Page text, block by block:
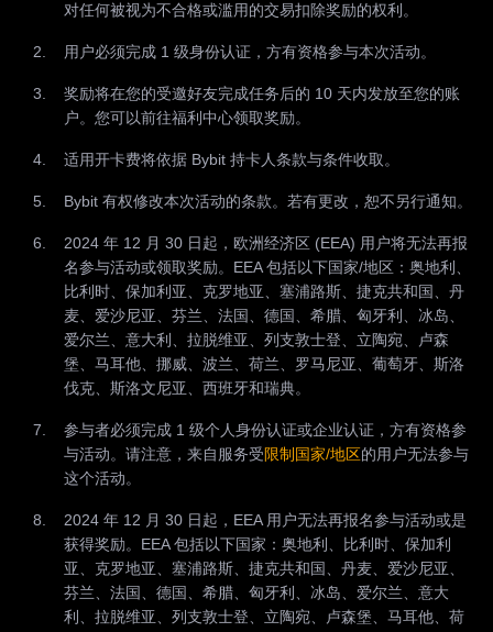
对任何被视为不合格或滥用的交易扣除奖励的权利。
用户必须完成 1 级身份认证，方有资格参与本次活动。
奖励将在您的受邀好友完成任务后的 10 天内发放至您的账
户。您可以前往福利中心领取奖励。
适用开卡费将依据 Bybit 持卡人条款与条件收取。
Bybit 有权修改本次活动的条款。若有更改，恕不另行通知。
2024 年 12 月 30 日起，欧洲经济区 (EEA) 用户将无法再报
名参与活动或领取奖励。EEA 包括以下国家/地区：奥地利、
比利时、保加利亚、克罗地亚、塞浦路斯、捷克共和国、丹
麦、爱沙尼亚、芬兰、法国、德国、希腊、匈牙利、冰岛、
爱尔兰、意大利、拉脱维亚、列支敦士登、立陶宛、卢森
堡、马耳他、挪威、波兰、荷兰、罗马尼亚、葡萄牙、斯洛
伐克、斯洛文尼亚、西班牙和瑞典。
参与者必须完成 1 级个人身份认证或企业认证，方有资格参
与活动。请注意，来自服务受限制国家/地区的用户无法参与
这个活动。
2024 年 12 月 30 日起，EEA 用户无法再报名参与活动或是
获得奖励。EEA 包括以下国家：奥地利、比利时、保加利
亚、克罗地亚、塞浦路斯、捷克共和国、丹麦、爱沙尼亚、
芬兰、法国、德国、希腊、匈牙利、冰岛、爱尔兰、意大
利、拉脱维亚、列支敦士登、立陶宛、卢森堡、马耳他、荷